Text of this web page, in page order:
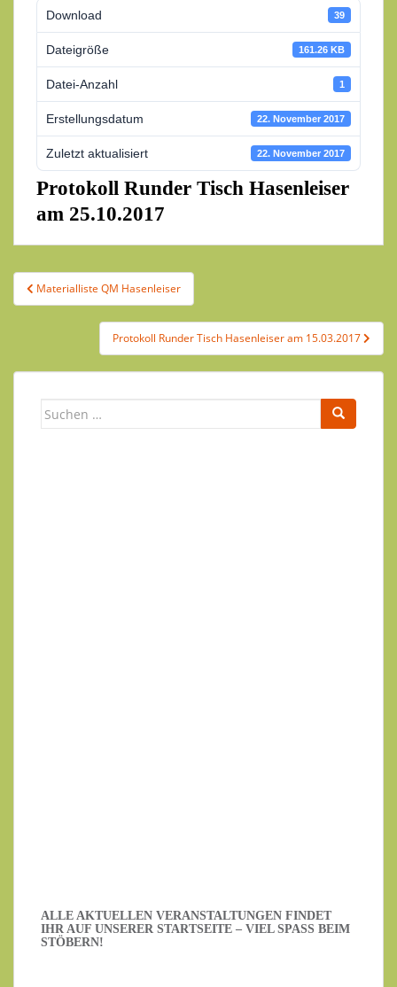
Download 39
Dateigröße 161.26 KB
Datei-Anzahl 1
Erstellungsdatum 22. November 2017
Zuletzt aktualisiert 22. November 2017
Protokoll Runder Tisch Hasenleiser
am 25.10.2017
Beitragsnavigation
Materialliste QM Hasenleiser
Protokoll Runder Tisch Hasenleiser am 15.03.2017
Suchen
ALLE AKTUELLEN VERANSTALTUNGEN FINDET
IHR AUF UNSERER STARTSEITE – VIEL SPASS BEIM S
TÖBERN!